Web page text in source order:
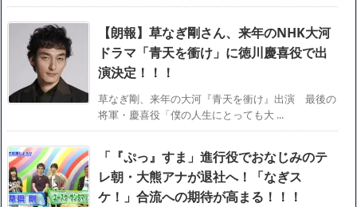
【朗報】草なぎ剛さん、来年のNHK大河
ドラマ「青天を衝け」に徳川慶喜役で出
演決定！！！
草なぎ剛、来年の大河『青天を衝け』出演 最後の
将軍・慶喜役「僕の人生にとっても大 ...
「『ぷっ』すま」進行役でおなじみのテ
レ朝・大熊アナが退社へ！「なぎス
ケ！」合流への期待が高まる！！！